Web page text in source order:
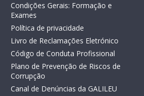
Condições Gerais: Formação e
Exames
Política de privacidade
Livro de Reclamações Eletrónico
Código de Conduta Profissional
Plano de Prevenção de Riscos de
Corrupção
Canal de Denúncias da GALILEU